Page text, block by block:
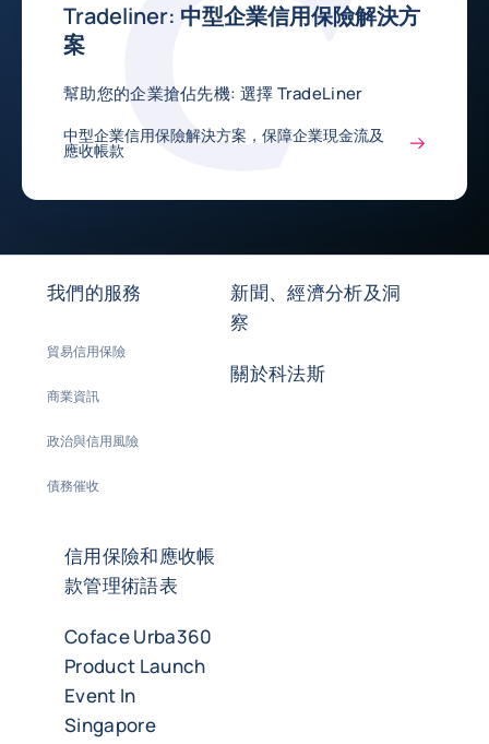
Tradeliner: 中型企業信用保險解決方
案
幫助您的企業搶佔先機: 選擇 TradeLiner
中型企業信用保險解決方案，保障企業現金流及
應收帳款
我們的服務
貿易信用保險
商業資訊
政治與信用風險
債務催收
新聞、經濟分析及洞
察
關於科法斯
信用保險和應收帳
款管理術語表
Coface Urba360
Product Launch
Event In
Singapore